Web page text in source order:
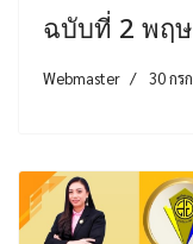
ฉบับที่ 2 พฤ
Webmaster 30 กร